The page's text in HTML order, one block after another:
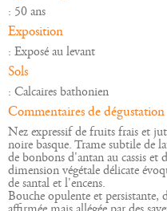
: 50 ans
Exposition
: Exposé au levant
Sols
: Calcaires bathonien
Commentaires de dégustation
Nez expressif de fruits frais et
noire basque. Trame subtile de
de bonbons d'antan au cassis et
dimension végétale délicate
de santal et l'encens.
Bouche opulente et persistante,